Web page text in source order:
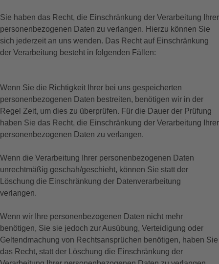
Sie haben das Recht, die Einschränkung der Verarbeitung Ihrer
personenbezogenen Daten zu verlangen. Hierzu können Sie
sich jederzeit an uns wenden. Das Recht auf Einschränkung
der Verarbeitung besteht in folgenden Fällen:
Wenn Sie die Richtigkeit Ihrer bei uns gespeicherten
personenbezogenen Daten bestreiten, benötigen wir in der
Regel Zeit, um dies zu überprüfen. Für die Dauer der Prüfung
haben Sie das Recht, die Einschränkung der Verarbeitung Ihrer
personenbezogenen Daten zu verlangen.
Wenn die Verarbeitung Ihrer personenbezogenen Daten
unrechtmäßig geschah/geschieht, können Sie statt der
Löschung die Einschränkung der Datenverarbeitung
verlangen.
Wenn wir Ihre personenbezogenen Daten nicht mehr
benötigen, Sie sie jedoch zur Ausübung, Verteidigung oder
Geltendmachung von Rechtsansprüchen benötigen, haben Sie
das Recht, statt der Löschung die Einschränkung der